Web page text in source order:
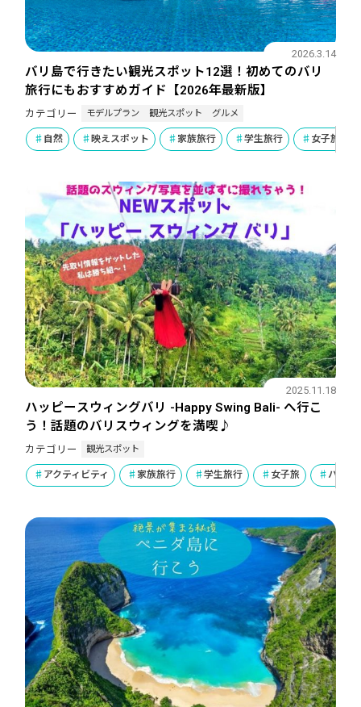
バリ島で行きたい観光スポット12選！初めてのバリ
旅行にもおすすめガイド【2026年最新版】
2026.3.14
カテゴリー モデルプラン 観光スポット グルメ
自然 映えスポット 家族旅行 学生旅行 女子旅
ハッピースウィングバリ -Happy Swing Bali- へ行こ
う！話題のバリスウィングを満喫♪
2025.11.18
カテゴリー 観光スポット
アクティビティ 家族旅行 学生旅行 女子旅 ハネム